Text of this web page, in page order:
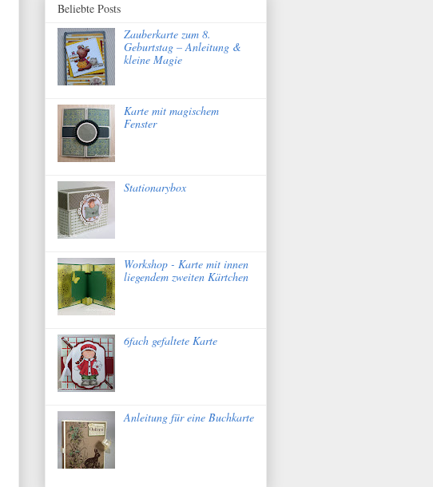
Beliebte Posts
Zauberkarte zum 8.
Geburtstag – Anleitung &
kleine Magie
Karte mit magischem
Fenster
Stationarybox
Workshop - Karte mit innen
liegendem zweiten Kärtchen
6fach gefaltete Karte
Anleitung für eine Buchkarte